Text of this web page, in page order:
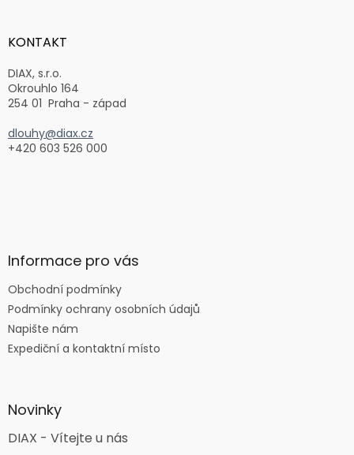
aKONTAKT
DIAX, s.r.o.
Okrouhlo 164
254 01 Praha - západ
dlouhy@diax.cz
+420 603 526 000
Informace pro vás
Obchodní podmínky
Podmínky ochrany osobních údajů
Napište nám
Expediční a kontaktní místo
Novinky
DIAX - Vítejte u nás